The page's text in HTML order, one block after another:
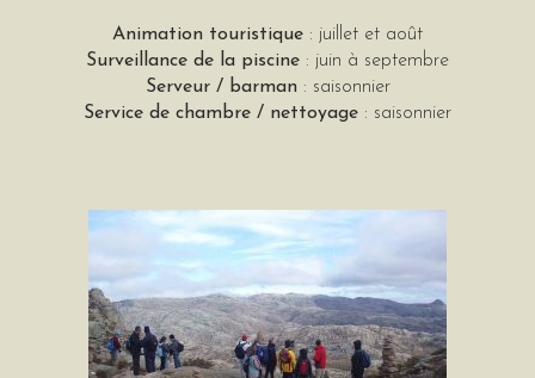
Animation touristique : juillet et août
Surveillance de la piscine : juin à septembre
Serveur / barman: saisonnier
Service de chambre / nettoyage : saisonnier